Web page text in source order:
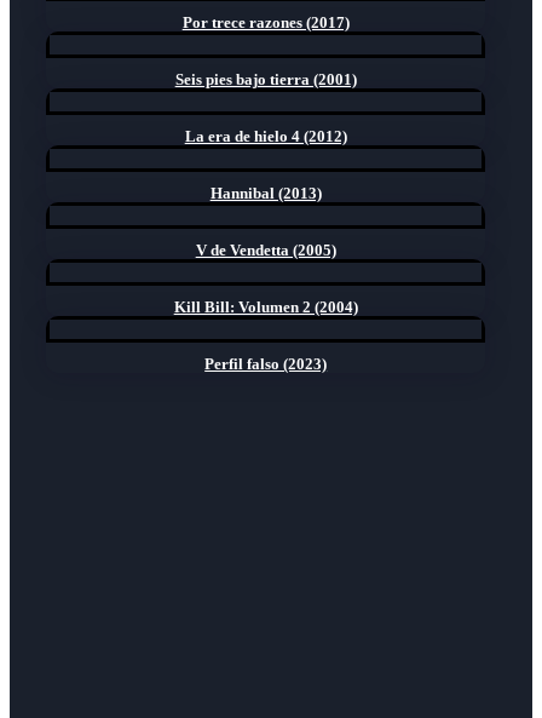
Por trece razones (2017)
Seis pies bajo tierra (2001)
La era de hielo 4 (2012)
Hannibal (2013)
V de Vendetta (2005)
Kill Bill: Volumen 2 (2004)
Perfil falso (2023)